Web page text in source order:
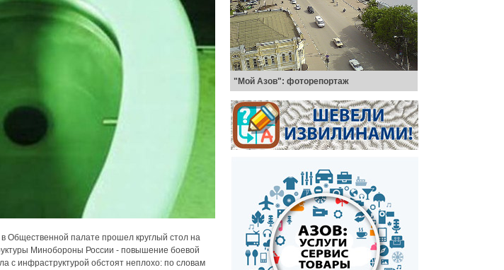
в Общественной палате прошел круглый стол на
Минобороны России - повышение боевой
с инфраструктурой обстоят неплохо: по словам
"Мой Азов": фоторепортаж